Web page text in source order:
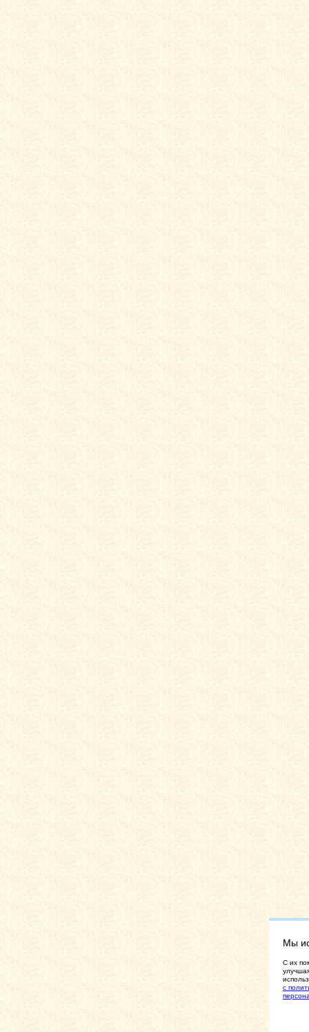
Мы
C их
с